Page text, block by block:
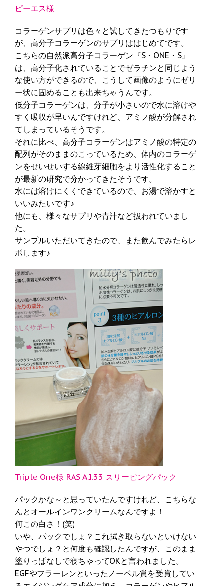
ピーエス様
コラーゲンサプリは色々と試してきたつもりです
が、高分子コラーゲンのサプリははじめてです。
こちらの自然派高分子コラーゲン『S・ONE・S』
は、高分子化されていることでゼラチンと同じよう
な使い方ができるので、こうして画像のようにゼリ
ー状に固めることも出来ちゃうんです。
低分子コラーゲンは、分子が小さいので水に溶けや
すく吸収が早いんですけれど、アミノ酸が分解され
てしまっているそうです。
それに比べ、高分子コラーゲンはアミノ酸の特定の
配列がそのままのこっているため、体内のコラーゲ
ンをせいせいする線維芽細胞をより活性化すること
が最新の研究で分かってきたそうです。
水には溶けにくくできているので、お湯で溶かすと
いいみたいです♪
他にも、様々なサプリや青汁など扱われていまし
た。
サンプルいただいてきたので、また飲んでみたらレ
ポします♪
Triple One様 RAS A.I.33 スリーピングパック
パックかな～と思っていたんですけれど、こちらな
んとオールインワンクリームなんですよ！
何この白さ！(笑)
いや、パックでしょ？これ拭き取らないといけない
やつでしょ？と何度も確認したんですが、このまま
塗りっぱなしで寝ちゃってOKと言われました。
EGFやフラーレンといったノーベル賞を受賞してい